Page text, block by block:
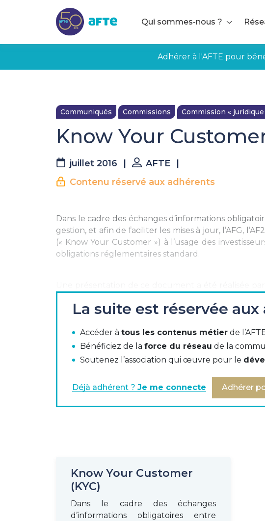
Qui sommes-nous ?
Adhérer à l'AFTE pour
Communiqués Commissions Commission « juridique
Know Your
juillet 2016 AFTE
Contenu réservé aux adhérents
Dans le cadre des échanges d’informations
gestion, et afin de faciliter les mises à jour, l’AFG,
(« Know Your Customer ») à l’usage des
obligations réglementaires standard.
Téléchargez :
Modèle de formulaire KYC (FR) - version
Modèle de formulaire KYC (GB)
Communiqué de presse AFTE AFG AF2i KYC
La suite est réservée
Accéder à tous les contenus métier de
Bénéficiez de la force du réseau de la
Soutenez l’association qui œuvre pour le
Déjà adhérent ? Je me connecte Adhérer
Know Your Customer
(KYC)
Dans le cadre des échanges
d’informations obligatoires entre